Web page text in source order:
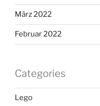
März 2022
Februar 2022
Categories
Lego